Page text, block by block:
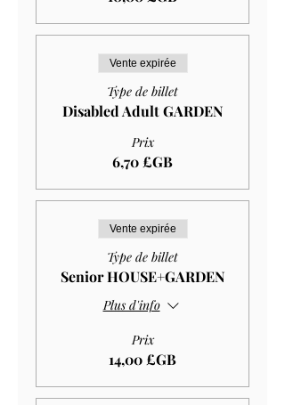
Vente expirée
Type de billet
Disabled Adult GARDEN
Prix
6,70 £GB
Vente expirée
Type de billet
Senior HOUSE+GARDEN
Plus d'info
Prix
14,00 £GB